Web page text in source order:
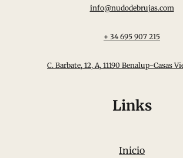
info@nudodebrujas.com
+ 34 695 907 215
C. Barbate, 12, A, 11190 Benalup-Casas
Links
Inicio